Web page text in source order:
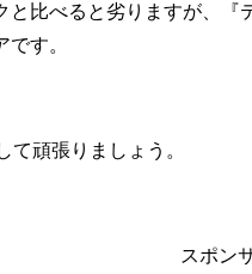
と比べると劣りますが、
す。
て頑張りましょう。
スポン